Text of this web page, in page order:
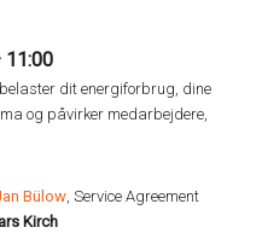
11:00
dit energiforbrug, dine
og påvirker medarbejdere,
Bülow, Service Agreement
Kirch